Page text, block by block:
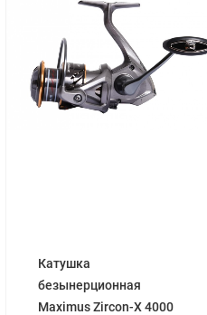
Катушка
безынерционная
Maximus Zircon-X 4000